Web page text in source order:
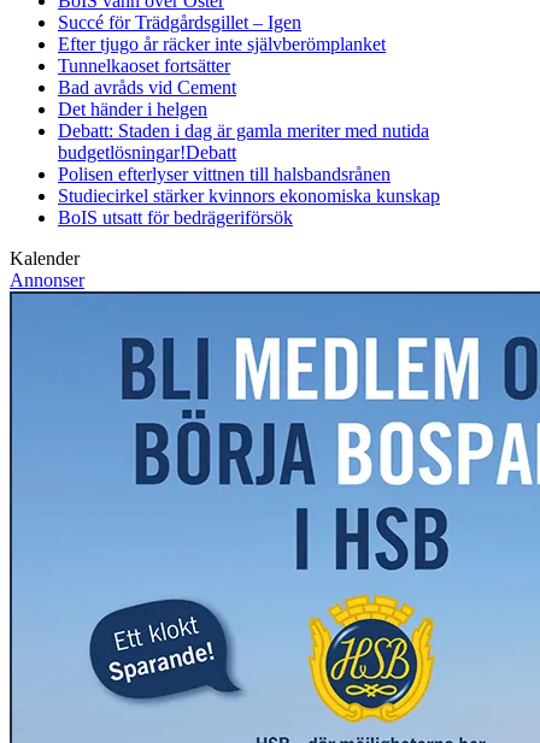
Succé för Trädgårdsgillet – Igen
Efter tjugo år räcker inte självberömplanket
Tunnelkaoset fortsätter
Bad avråds vid Cement
Det händer i helgen
Debatt: Staden i dag är gamla meriter med nutida
budgetlösningar!Debatt
Polisen efterlyser vittnen till halsbandsrånen
Studiecirkel stärker kvinnors ekonomiska kunskap
BoIS utsatt för bedrägeriförsök
Kalender
Annonser